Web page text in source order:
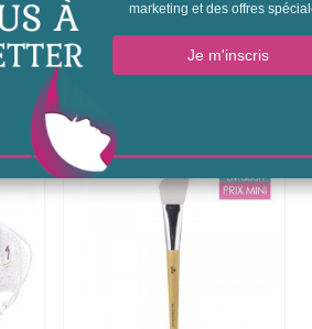
Tartani a
ugyanazon kategóriában: